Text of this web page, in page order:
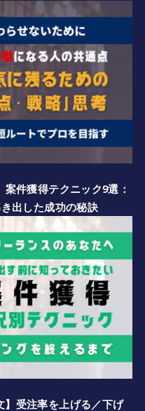
件獲得テクニック9選：
出した成功の秘訣
受注率を上げる／下げ